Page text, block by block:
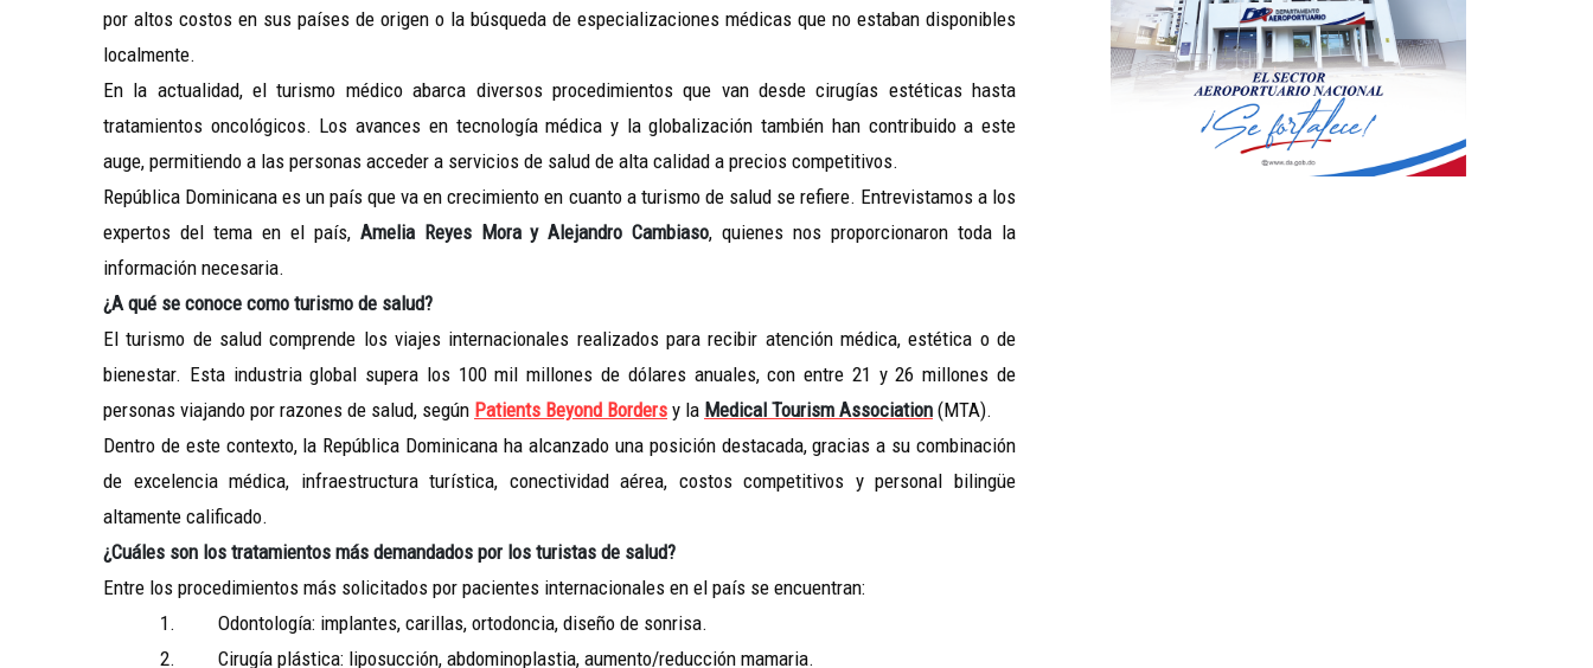
por altos costos en sus países de origen o la búsqueda de especializaciones médicas que no estaban disponibles
localmente.
En la actualidad, el turismo médico abarca diversos procedimientos que van desde cirugías estéticas hasta
tratamientos oncológicos. Los avances en tecnología médica y la globalización también han contribuido a este
auge, permitiendo a las personas acceder a servicios de salud de alta calidad a precios competitivos.
República Dominicana es un país que va en crecimiento en cuanto a turismo de salud se refiere. Entrevistamos a los
expertos del tema en el país, Amelia Reyes Mora y Alejandro Cambiaso, quienes nos proporcionaron toda la
información necesaria.
¿A qué se conoce como turismo de salud?
El turismo de salud comprende los viajes internacionales realizados para recibir atención médica, estética o de
bienestar. Esta industria global supera los 100 mil millones de dólares anuales, con entre 21 y 26 millones de
personas viajando por razones de salud, según Patients Beyond Borders y la Medical Tourism Association (MTA).
Dentro de este contexto, la República Dominicana ha alcanzado una posición destacada, gracias a su combinación
de excelencia médica, infraestructura turística, conectividad aérea, costos competitivos y personal bilingüe
altamente calificado.
¿Cuáles son los tratamientos más demandados por los turistas de salud?
Entre los procedimientos más solicitados por pacientes internacionales en el país se encuentran:
1. Odontología: implantes, carillas, ortodoncia, diseño de sonrisa.
2. Cirugía plástica: liposucción, abdominoplastia, aumento/reducción mamaria.